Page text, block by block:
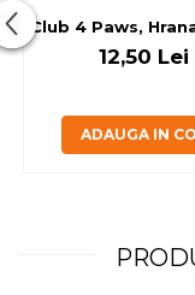
Club 4 Paws,
12,50 Lei
ADAUGA IN